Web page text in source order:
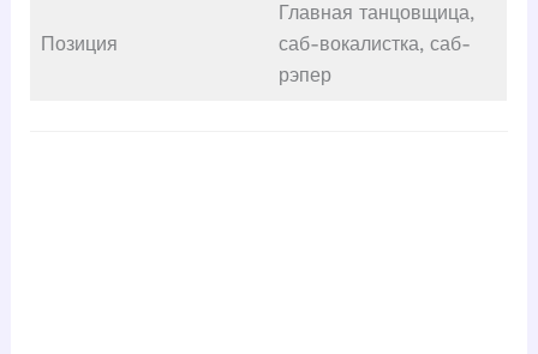
Позиция
Главная танцовщица,
саб-вокалистка, саб-
рэпер